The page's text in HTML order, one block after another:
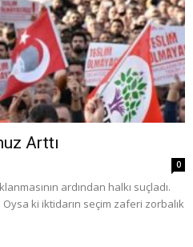
Arttı
0
ardından halkı suçladı.
ki iktidarın seçim zaferi zorbalık